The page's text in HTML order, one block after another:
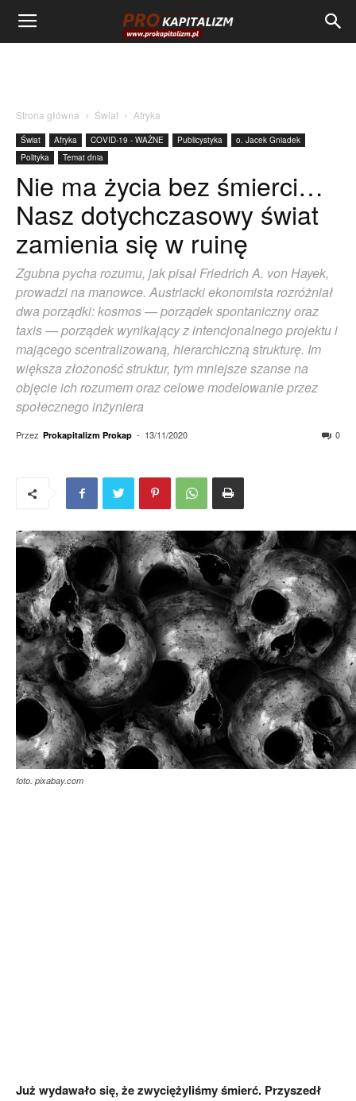
Strona główna Świat Afryka
Świat Afryka COVID-19 - WAŻNE Publicystyka
o. Jacek Gniadek
Polityka
Temat dnia
Nie ma życia bez śmierci…
Nasz dotychczasowy świat
zamienia się w ruinę
Zgubna pycha rozumu, jak pisał Friedrich A. von Hayek,
prowadzi na manowce. Austriacki ekonomista rozróżniał
dwa porządki: kosmos — porządek spontaniczny oraz
taxis — porządek wynikający z intencjonalnego projektu i
mającego scentralizowaną, hierarchiczną strukturę. Im
większa złożoność struktur, tym mniejsze szanse na
objęcie ich rozumem oraz celowe modelowanie przez
społecznego inżyniera
Przez Prokapitalizm Prokap - 13/11/2020 0
foto. pixabay.com
Już wydawało się, że zwyciężyliśmy śmierć. Przyszedł